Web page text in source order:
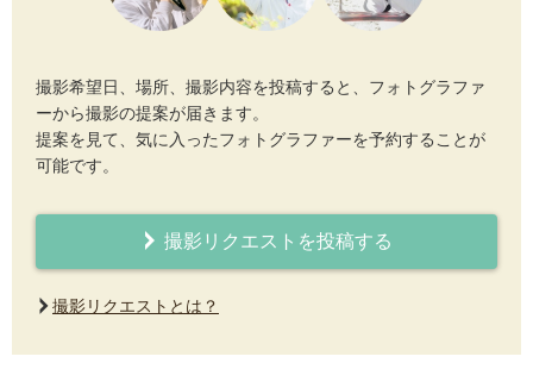
撮影希望日、場所、撮影内容を投稿すると、フォトグラファ
ーから撮影の提案が届きます。
提案を見て、気に入ったフォトグラファーを予約することが
可能です。
撮影リクエストを投稿する
撮影リクエストとは？